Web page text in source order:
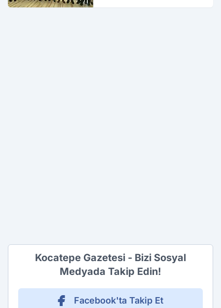
Kocatepe Gazetesi - Bizi Sosyal
Medyada Takip Edin!
Facebook'ta Takip Et